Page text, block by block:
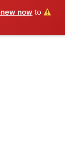
now to